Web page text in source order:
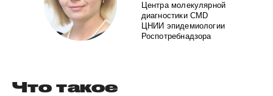
Центра молекулярной
диагностики CMD
ЦНИИ эпидемиологии
Роспотребнадзора
Что такое